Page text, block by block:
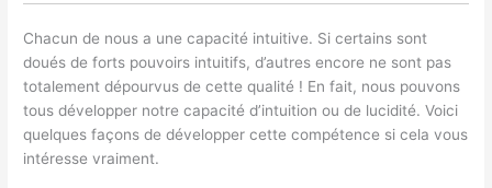
Chacun de nous a une capacité intuitive. Si certains sont
doués de forts pouvoirs intuitifs, d’autres encore ne sont pas
totalement dépourvus de cette qualité ! En fait, nous pouvons
tous développer notre capacité d’intuition ou de lucidité. Voici
quelques façons de développer cette compétence si cela vous
intéresse vraiment.